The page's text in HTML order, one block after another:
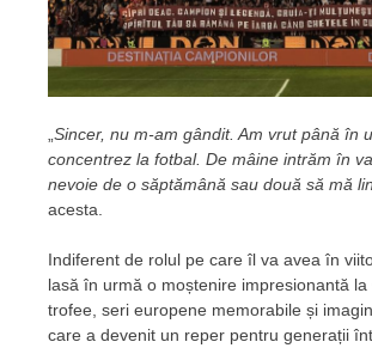
Sincer, nu m-am gândit. Am vrut până în
concentrez la fotbal. De mâine intrăm în
nevoie de o săptămână sau două să mă
acesta.
Indiferent de rolul pe care îl va avea în
lasă în urmă o moștenire impresionantă la
trofee, seri europene memorabile și
care a devenit un reper pentru generații